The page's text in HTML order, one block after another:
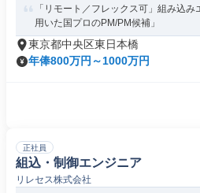
「リモート／フレックス可」組み込
用いた国プロのPM/PM候補」
東京都中央区東日本橋
年俸800万円～1000万円
正社員
組込・制御エンジニア
リレセス株式会社